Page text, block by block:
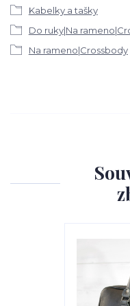
Kabelky a tašky
Do ruky|Na
Na rameno|Crossbody